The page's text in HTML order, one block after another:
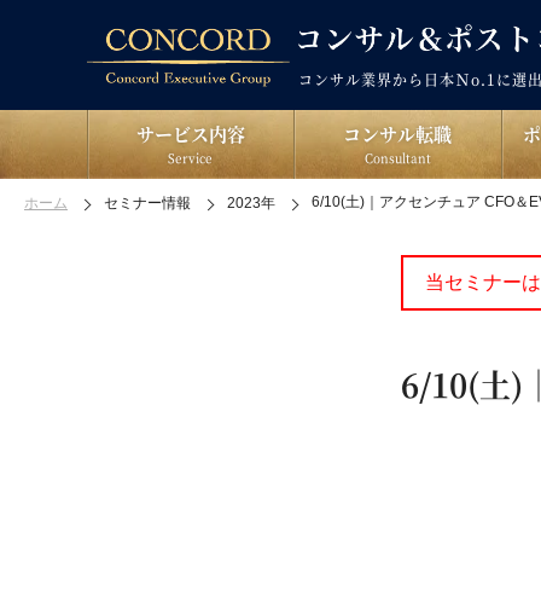
コンサル業界から日本Ｎo.1に選
サービス内容
Service
コンサル転職
Consultant
ホーム セミナー情報 2023年 6/10(土)｜アクセンチュア CFO＆
当セミナー
6/10(土)